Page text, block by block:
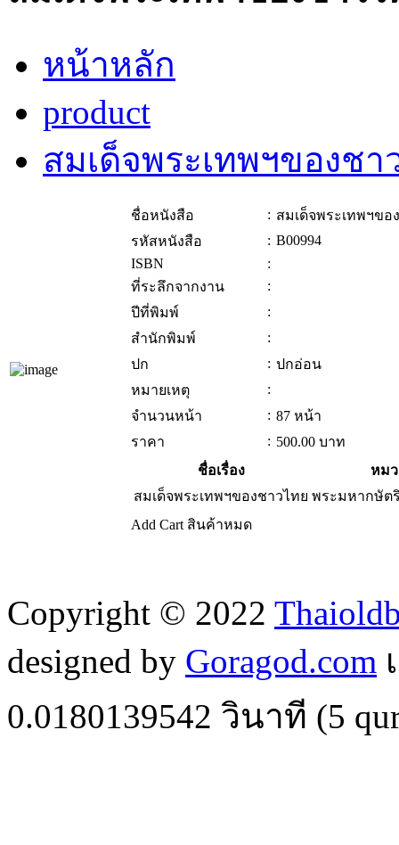
หน้าหลัก
product
สมเด็จพระเทพฯของชา
ชื่อหนังสือ : สมเด็จพระเทพฯขอ
รหัสหนังสือ
: B00994
ISBN
:
ที่ระลึกจากงาน
:
ปีที่พิมพ์
:
สำนักพิมพ์
:
ปก
: ปกอ่อน
หมายเหตุ
:
จำนวนหน้า
: 87 หน้า
ราคา
: 500.00 บาท
ชื่อเรื่อง
หม
สมเด็จพระเทพฯของชาวไทย พระมหากษัต
Add Cart สินค้าหมด
Copyright © 2022
designed by Goragod.com
0.0180139542 วินาที (5